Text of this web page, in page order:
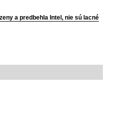
a predbehla Intel, nie sú lacné